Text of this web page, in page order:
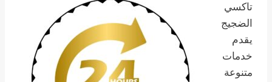
تاكسي
الضجيج
يقدم
خدمات
متنوعة